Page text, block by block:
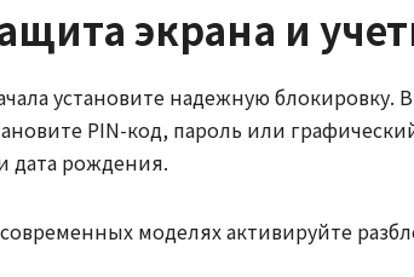
экрана и
установите надежную
PIN-код, пароль или
дата рождения.
моделях активируйте